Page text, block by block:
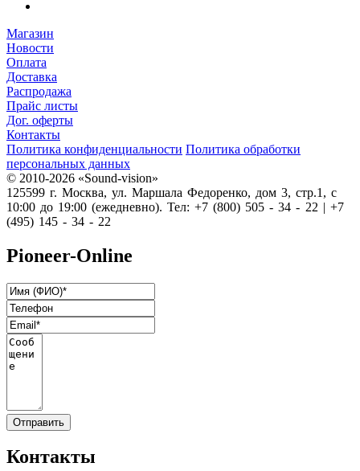
Магазин
Новости
Оплата
Доставка
Распродажа
Прайс листы
Дог. оферты
Контакты
Политика конфиденциальности Политика обработки
персональных данных
© 2010-2026 «Sound-vision»
125599 г. Москва, ул. Маршала Федоренко, дом 3, стр.1, с
10:00 до 19:00 (ежедневно). Тел: +7 (800) 505 - 34 - 22 | +7
(495) 145 - 34 - 22
Pioneer-Online
Контакты